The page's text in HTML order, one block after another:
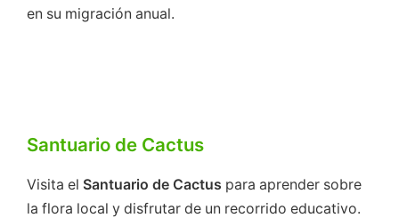
en su migración anual.
Santuario de Cactus
Visita el Santuario de Cactus para aprender sobre
la flora local y disfrutar de un recorrido educativo.